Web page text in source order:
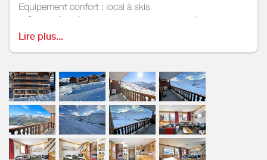
Equipement confort : local à skis
1 Garage fermé + 40 Places de Parking extérieur
Lire plus...